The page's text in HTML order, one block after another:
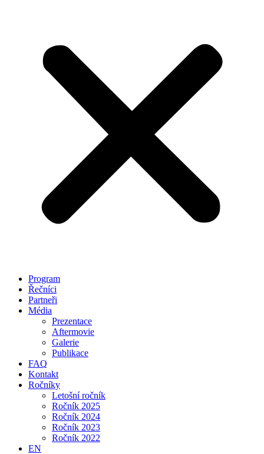
Program
Řečníci
Partneři
Média
Prezentace
Aftermovie
Galerie
Publikace
FAQ
Kontakt
Ročníky
Letošní ročník
Ročník 2025
Ročník 2024
Ročník 2023
Ročník 2022
EN